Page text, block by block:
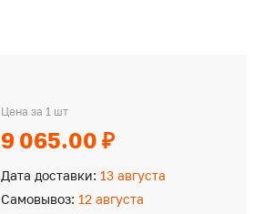
Цена за 1 шт
9 065.00 ₽
Дата доставки: 13 августа
Самовывоз: 12 августа